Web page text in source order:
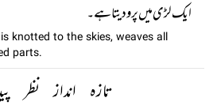
ایک لڑی میں پرو دیتا ہے۔
knotted to the skies, weaves all
parts.
تازہ انداز نظر